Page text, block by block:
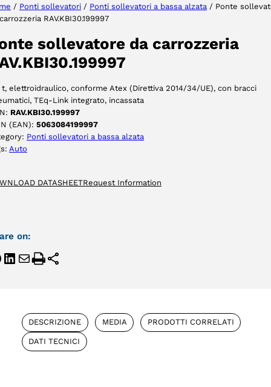
/ Ponti sollevatori / Ponti sollevatori a bassa alzata / Ponte
RAV.KBI30.199997
sollevatore da carrozzeria
t, elettroidraulico, conforme Atex (Direttiva 2014/34/UE), con bracci
TEq-Link integrato, incassata
RAV.KBI30.199997
(EAN): 5063084199997
Ponti sollevatori a bassa alzata
Auto
DATASHEETRequest Information
on:
DESCRIZIONE MEDIA PRODOTTI CORRELATI
DATI TECNICI